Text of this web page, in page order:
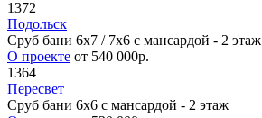
1372
Подольск
Сруб бани 6х7 / 7х6 с мансардой - 2 этаж
О проекте от 540 000р.
1364
Пересвет
Сруб бани 6х6 с мансардой - 2 этаж